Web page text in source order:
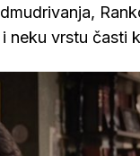
neku vrstu časti